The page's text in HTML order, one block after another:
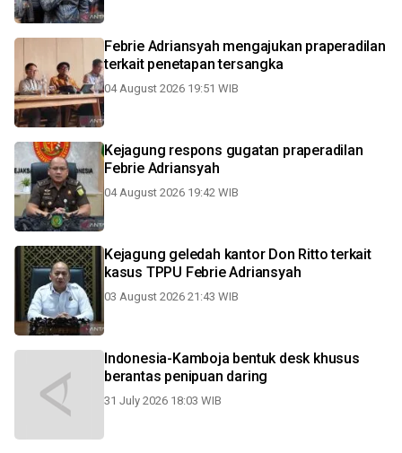
Febrie Adriansyah mengajukan praperadilan
terkait penetapan tersangka
04 August 2026 19:51 WIB
Kejagung respons gugatan praperadilan
Febrie Adriansyah
04 August 2026 19:42 WIB
Kejagung geledah kantor Don Ritto terkait
kasus TPPU Febrie Adriansyah
03 August 2026 21:43 WIB
Indonesia-Kamboja bentuk desk khusus
berantas penipuan daring
31 July 2026 18:03 WIB